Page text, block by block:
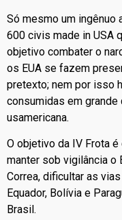
Só mesmo um
600 civis made in USA
objetivo combater o
os EUA se fazem
pretexto; nem por isso
consumidas em
usamericana.
O objetivo da IV Frota
manter sob vigilância o
Correa, dificultar as
Equador, Bolívia e
Brasil.